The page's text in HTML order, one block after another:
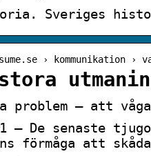
Sveriges
› kommunikation ›
problem – att
— De senaste
förmåga att